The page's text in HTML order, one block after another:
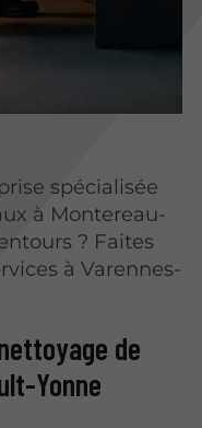
spécialisée
à Montereau-
? Faites
à Varennes-
de
Yonne